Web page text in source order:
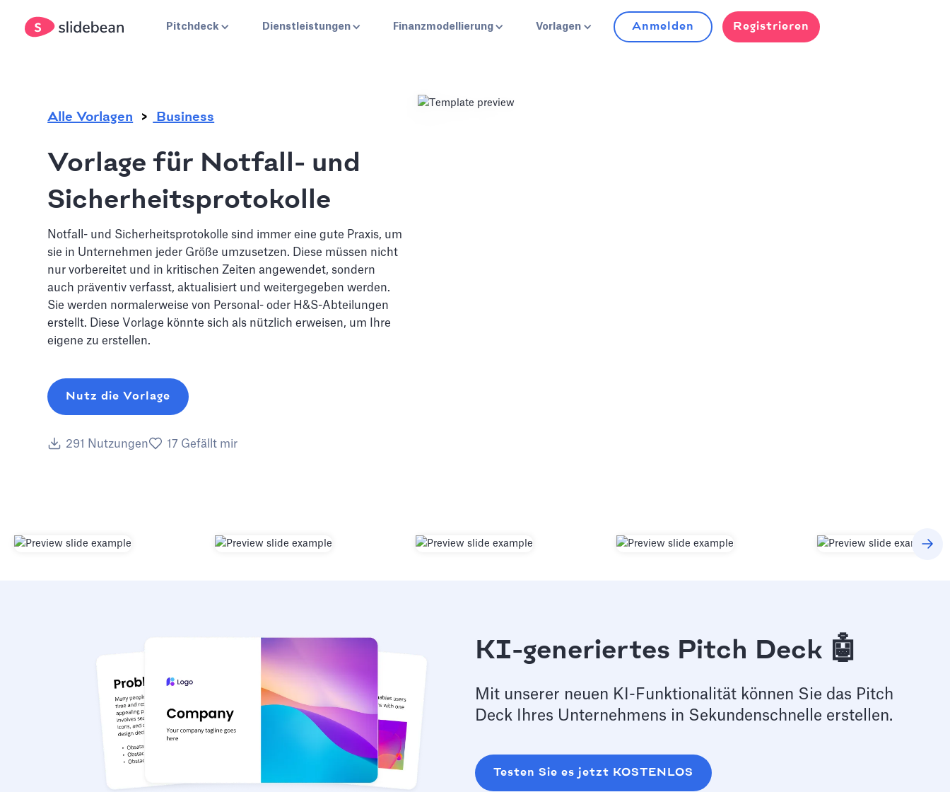
Pitchdeck Dienstleistungen Finanzmodellierung Vorlagen Anmelden Registrieren
Alle Vorlagen Business
Vorlage für Notfall- und
Sicherheitsprotokolle
Notfall- und Sicherheitsprotokolle sind immer eine gute Praxis, um
sie in Unternehmen jeder Größe umzusetzen. Diese müssen nicht
nur vorbereitet und in kritischen Zeiten angewendet, sondern
auch präventiv verfasst, aktualisiert und weitergegeben werden.
Sie werden normalerweise von Personal- oder H&S-Abteilungen
erstellt. Diese Vorlage könnte sich als nützlich erweisen, um Ihre
eigene zu erstellen.
Nutz die Vorlage
291 Nutzungen 17 Gefällt mir
KI-generiertes Pitch Deck 🤖
Mit unserer neuen KI-Funktionalität können Sie das Pitch
Deck Ihres Unternehmens in Sekundenschnelle erstellen.
Testen Sie es jetzt KOSTENLOS